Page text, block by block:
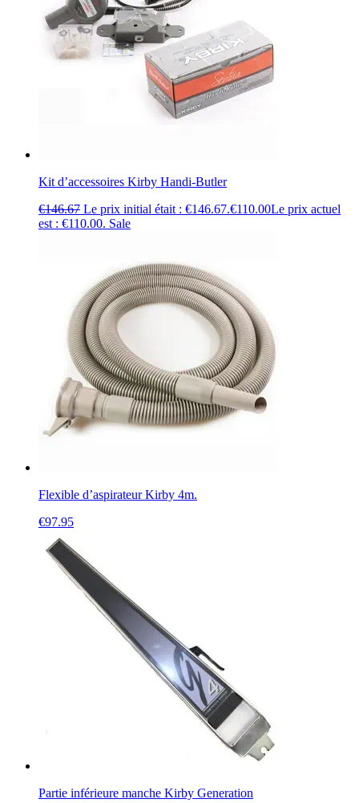
Kit d’accessoires Kirby Handi-Butler
€146.67 Le prix initial était : €146.67.€110.00Le prix actuel
est : €110.00. Sale
Flexible d’aspirateur Kirby 4m.
€97.95
Partie inférieure manche Kirby Generation